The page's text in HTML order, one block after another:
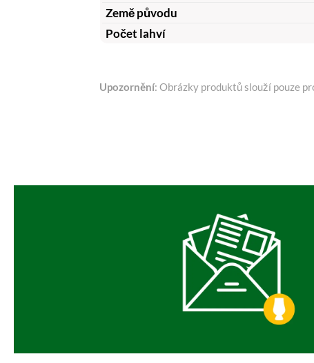
Země původu
Počet lahví
Upozornění: Obrázky produktů slouží pouze